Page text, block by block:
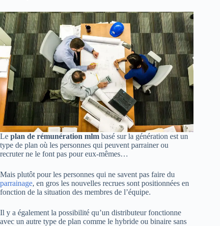
Le plan de rémunération mlm basé sur la génération est un
type de plan où les personnes qui peuvent parrainer ou
recruter ne le font pas pour eux-mêmes…
Mais plutôt pour les personnes qui ne savent pas faire du
parrainage, en gros les nouvelles recrues sont positionnées en
fonction de la situation des membres de l’équipe.
Il y a également la possibilité qu’un distributeur fonctionne
avec un autre type de plan comme le hybride ou binaire sans